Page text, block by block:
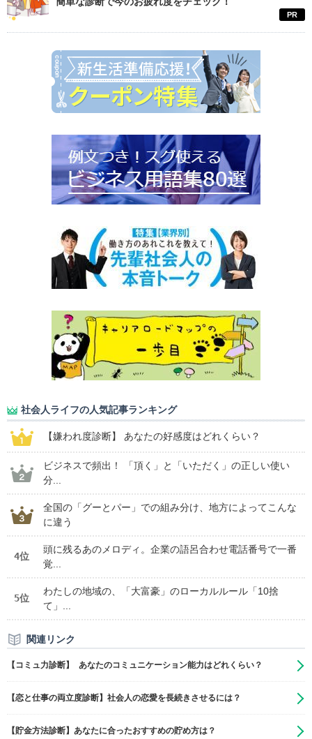
PR
社会人ライフの人気記事ランキング
【嫌われ度診断】 あなたの好感度はどれくらい？
ビジネスで頻出！ 「頂く」と「いただく」の正しい使い
分...
全国の「グーとパー」での組み分け、地方によってこんな
に違う
4位
頭に残るあのメロディ。企業の語呂合わせ電話番号で一番
覚...
5位
わたしの地域の、「大富豪」のローカルルール「10捨
て」...
関連リンク
【コミュ力診断】 あなたのコミュニケーション能力はどれくらい？
【恋と仕事の両立度診断】社会人の恋愛を長続きさせるには？
【貯金方法診断】あなたに合ったおすすめの貯め方は？